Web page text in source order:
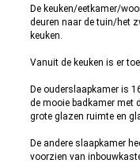
De keuken/eetkamer/
deuren naar de tuin/het
keuken.
Vanuit de keuken is er
De ouderslaapkamer is
de mooie badkamer met
grote glazen ruimte en
De andere slaapkamer
voorzien van